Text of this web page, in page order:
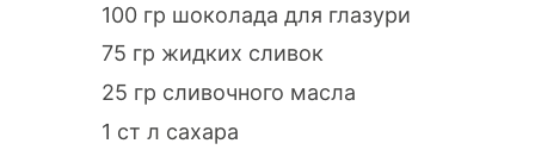
100 гр шоколада для глазури
75 гр жидких сливок
25 гр сливочного масла
1 ст л сахара